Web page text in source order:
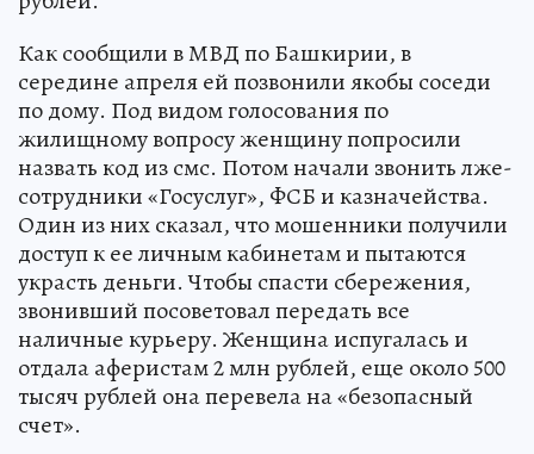
Как сообщили в МВД по Башкирии, в
середине апреля ей позвонили якобы соседи
по дому. Под видом голосования по
жилищному вопросу женщину попросили
назвать код из смс. Потом начали звонить лже-
сотрудники «Госуслуг», ФСБ и казначейства.
Один из них сказал, что мошенники получили
доступ к ее личным кабинетам и пытаются
украсть деньги. Чтобы спасти сбережения,
звонивший посоветовал передать все
наличные курьеру. Женщина испугалась и
отдала аферистам 2 млн рублей, еще около 500
тысяч рублей она перевела на «безопасный
счет».